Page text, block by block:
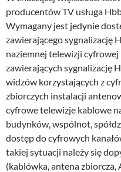
producentów TV usługa
Wymagany jest jedynie
zawierającego sygnalizację
naziemnej telewizji cyfrowej
zawierających sygnalizację
widzów korzystających z
zbiorczych instalacji
cyfrowe telewizje kablowe
budynków, wspólnot,
dostęp do cyfrowych
takiej sytuacji należy się
(kablówka, antena zbiorcza,